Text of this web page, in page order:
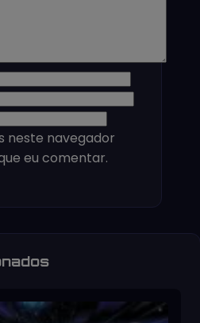
neste navegador
eu comentar.